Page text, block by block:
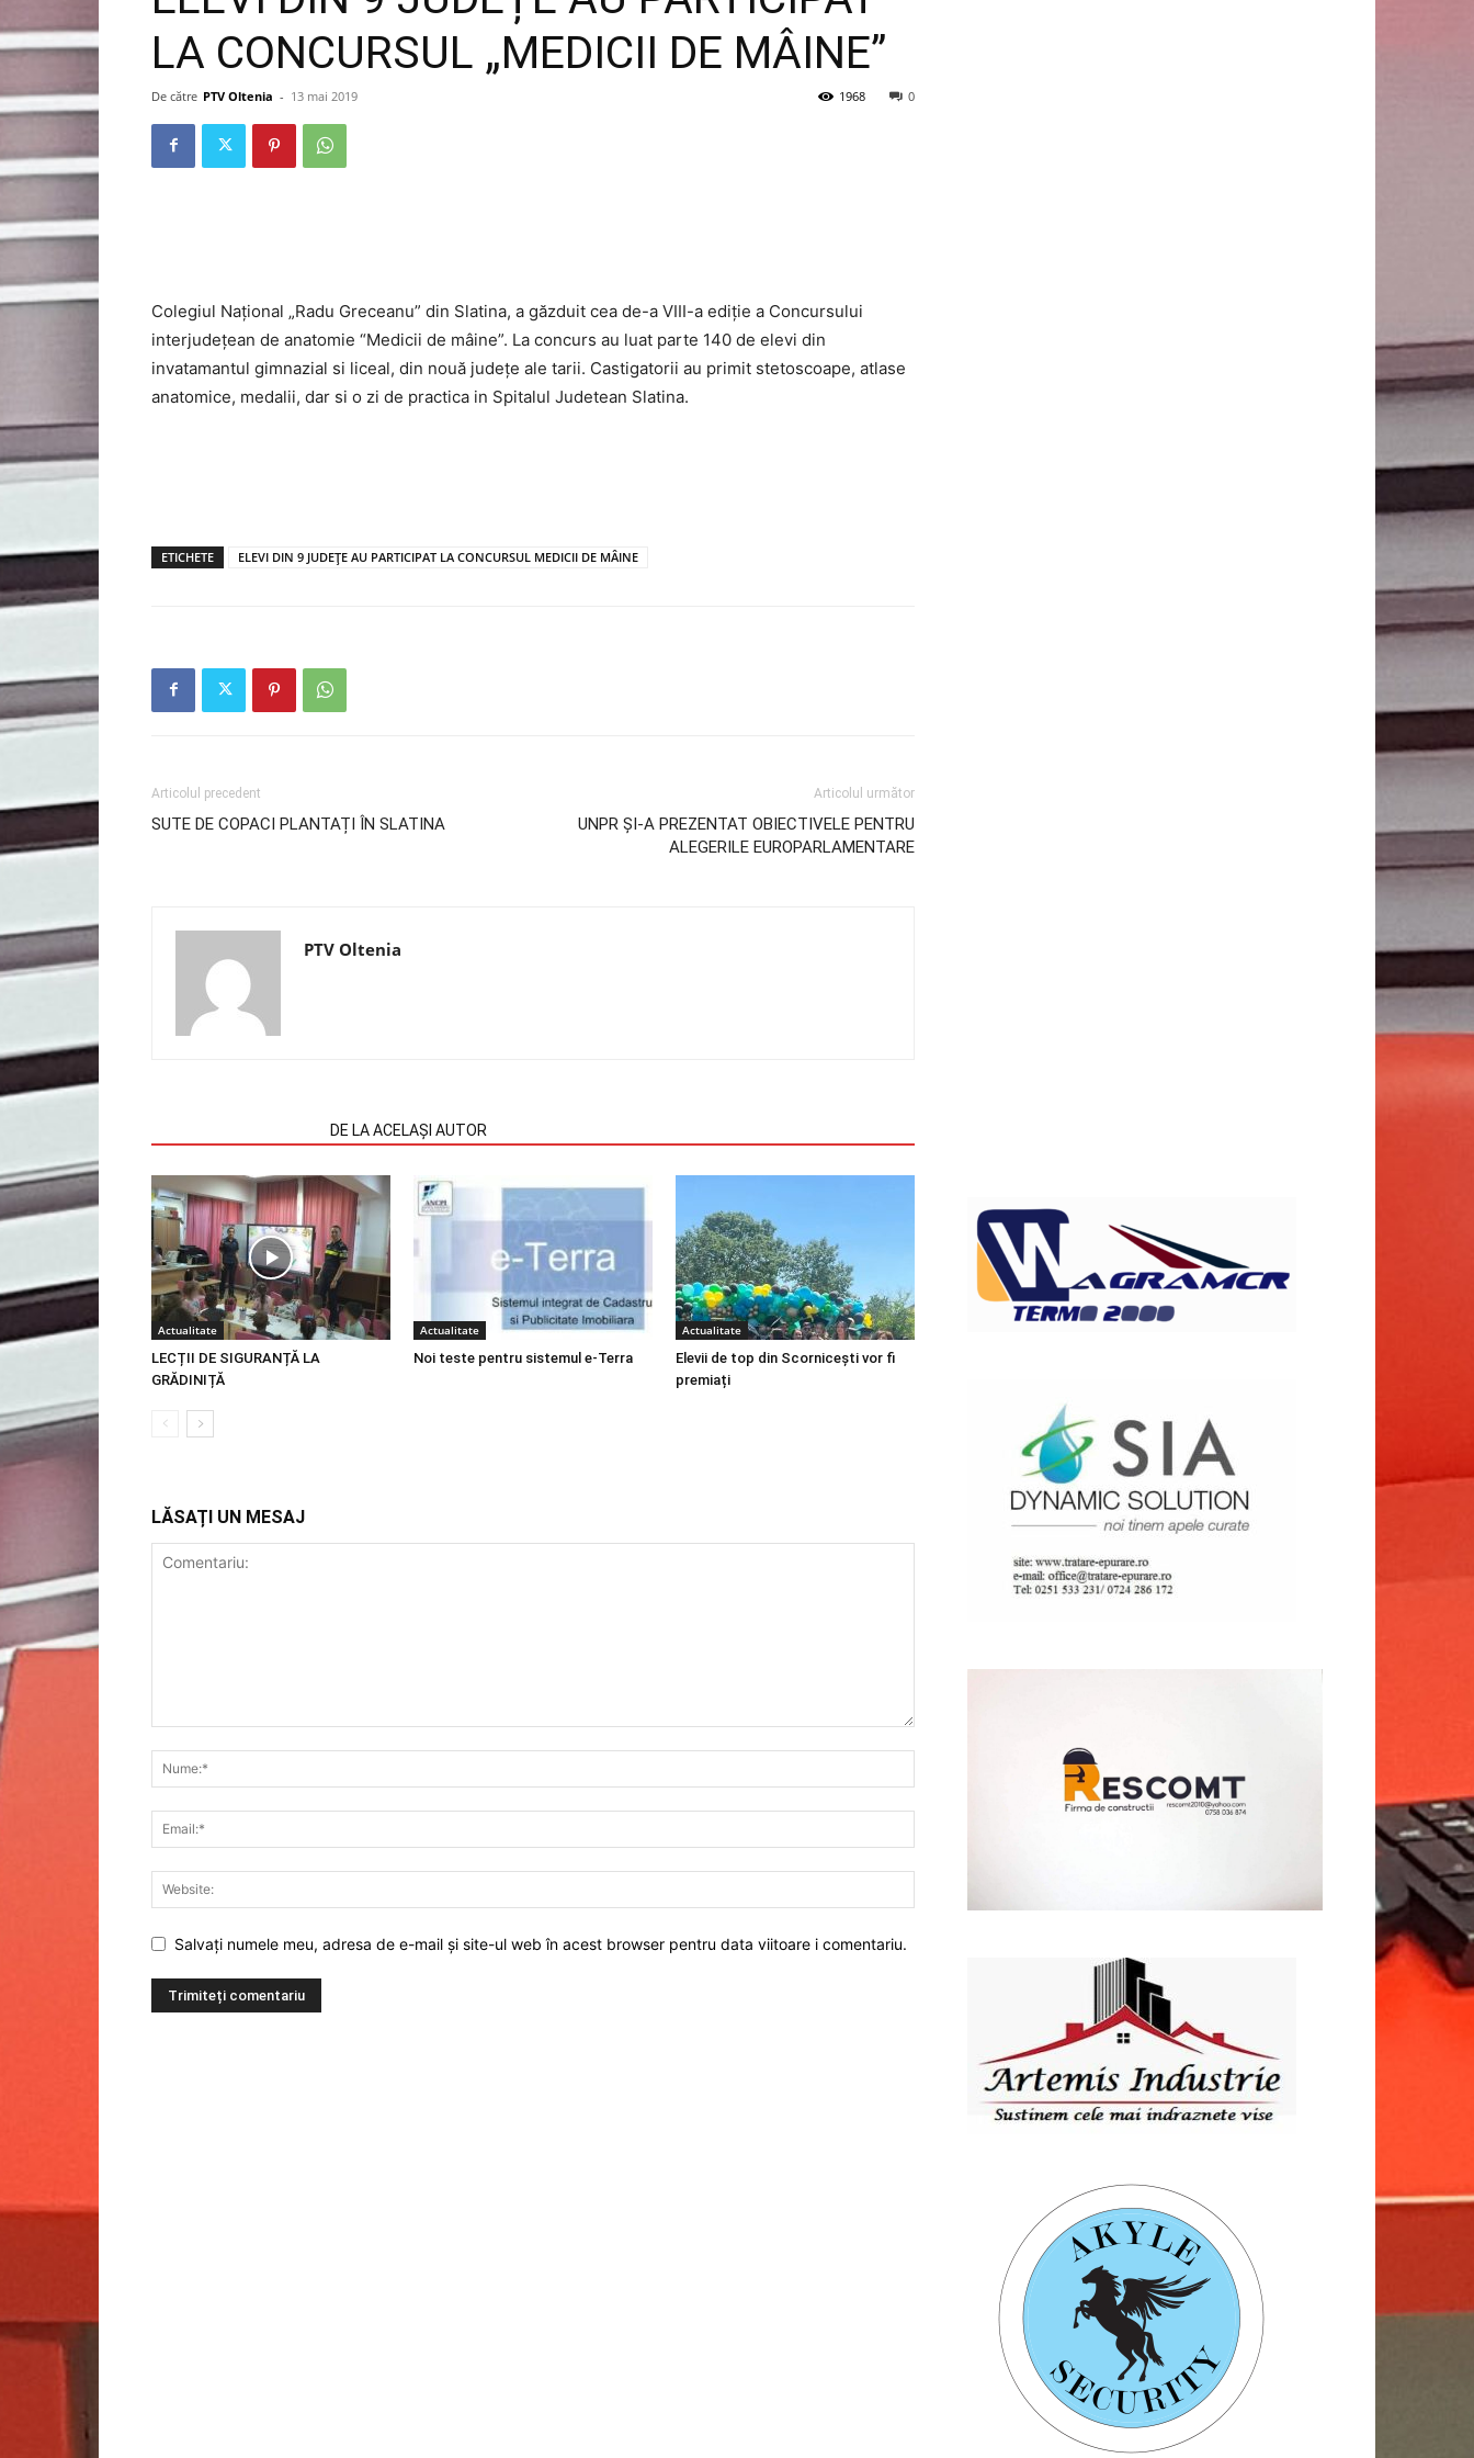
LA CONCURSUL „MEDICII DE MÂINE”
De către PTV Oltenia - 13 mai 2019 0
1968
Colegiul Naţional „Radu Greceanu” din Slatina, a găzduit cea de-a VIII-a ediție a Concursului
interjudeţean de anatomie “Medicii de mâine”. La concurs au luat parte 140 de elevi din
invatamantul gimnazial si liceal, din nouă județe ale tarii. Castigatorii au primit stetoscoape, atlase
anatomice, medalii, dar si o zi de practica in Spitalul Judetean Slatina.
ETICHETE ELEVI DIN 9 JUDEȚE AU PARTICIPAT LA CONCURSUL MEDICII DE MÂINE
Articolul precedent
SUTE DE COPACI PLANTAȚI ÎN SLATINA
Articolul următor
UNPR ȘI-A PREZENTAT OBIECTIVELE PENTRU
ALEGERILE EUROPARLAMENTARE
PTV Oltenia
DE LA ACELAȘI AUTOR
Actualitate
LECȚII DE SIGURANȚĂ LA
GRĂDINIȚĂ
Actualitate
Noi teste pentru sistemul e-Terra
Actualitate
Elevii de top din Scornicești vor fi
premiați
LĂSAȚI UN MESAJ
Salvați numele meu, adresa de e-mail și site-ul web în acest browser pentru data viitoare i comentariu.